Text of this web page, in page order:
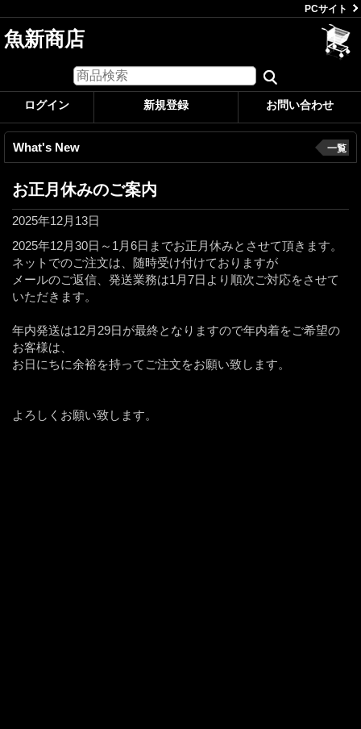
PCサイト
魚新商店
ログイン 新規登録 お問い合わせ
What's New 一覧
お正月休みのご案内
2025年12月13日
2025年12月30日～1月6日までお正月休みとさせて頂きます。
ネットでのご注文は、随時受け付けておりますが
メールのご返信、発送業務は1月7日より順次ご対応をさせて
いただきます。
年内発送は12月29日が最終となりますので年内着をご希望の
お客様は、
お日にちに余裕を持ってご注文をお願い致します。
よろしくお願い致します。